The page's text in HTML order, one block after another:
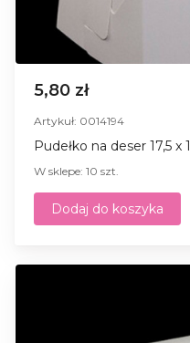
5,80 zł
Artykuł: 0014194
Pudełko na deser 17,5 x
W sklepe: 10 szt.
Dodaj do koszyka